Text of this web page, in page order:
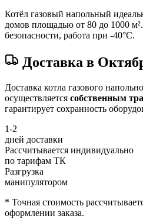
Котёл газовый напольный
домов площадью от 80 до 1000
безопасности, работа при -40°C.
Доставка в
Доставка котла газового
осуществляется собственным
гарантирует сохранность
1-2
дней доставки
Рассчитывается индивидуально
по тарифам ТК
Разгрузка
манипулятором
* Точная стоимость
оформлении заказа.